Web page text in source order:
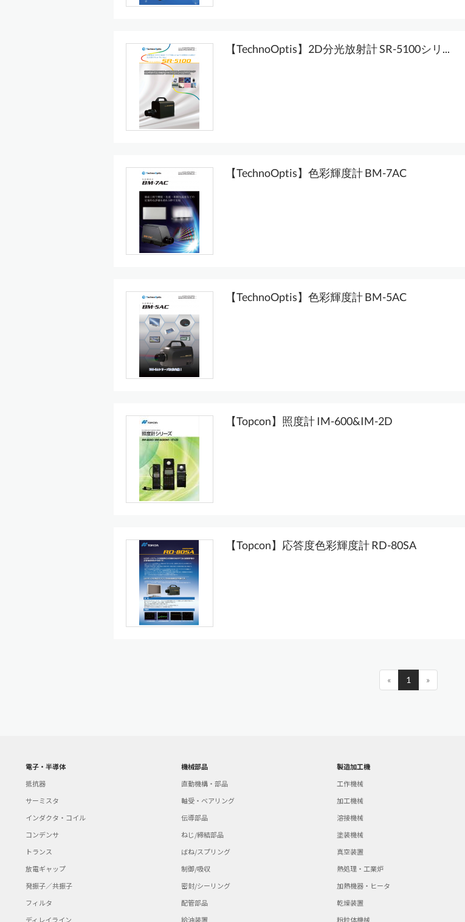
【TechnoOptis】2D分光放射計 SR-5100シリ...
【TechnoOptis】色彩輝度計 BM-7AC
【TechnoOptis】色彩輝度計 BM-5AC
【Topcon】照度計 IM-600&IM-2D
【Topcon】応答度色彩輝度計 RD-80SA
« 1 »
電子・半導体
抵抗器
サーミスタ
インダクタ・コイル
コンデンサ
トランス
放電ギャップ
発振子／共振子
フィルタ
ディレイライン
機械部品
直動機構・部品
軸受・ベアリング
伝導部品
ねじ/締結部品
ばね/スプリング
制御/吸収
密封/シーリング
配管部品
給油装置
製造加工機
工作機械
加工機械
溶接機械
塗装機械
真空装置
熱処理・工業炉
加熱機器・ヒータ
乾燥装置
粉粒体機械